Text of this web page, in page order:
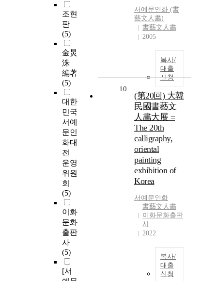
조현
판
(5)
金炅
洙
編著
(5)
대한
민국
서예
문인
화대
전
운영
위원
회
(5)
이화
문화
출판
사
(5)
[서
서예문인화 (書
藝文人畵)
書藝文人畵
2005
복사/
대출
신청
10
(第20回) 大韓
民國書藝文
人畵大展 =
The 20th
calligraphy,
oriental
painting
exhibition of
Korea
서예문인화
書藝文人畵
이화문화출판
사
2022
복사/
대출
신청